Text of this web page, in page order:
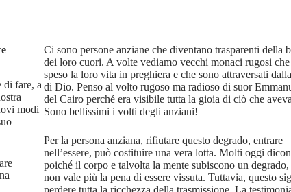
di fare, a
modi
Ci sono persone anziane che diventano trasparenti della
dei loro cuori. A volte vediamo vecchi monaci rugosi
speso la loro vita in preghiera e che sono attraversati
di Dio. Penso al volto rugoso ma radioso di suor
del Cairo perché era visibile tutta la gioia di ciò che
Sono bellissimi i volti degli anziani!
Per la persona anziana, rifiutare questo degrado, entrare
nell’essere, può costituire una vera lotta. Molti oggi
poiché il corpo e talvolta la mente subiscono un
non vale più la pena di essere vissuta. Tuttavia, questo
perdere tutta la ricchezza della trasmissione. La